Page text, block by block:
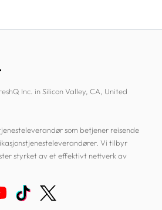
Inc. in Silicon Valley, CA, United
som betjener reisende
Vi tilbyr
styrket av et effektivt nettverk av